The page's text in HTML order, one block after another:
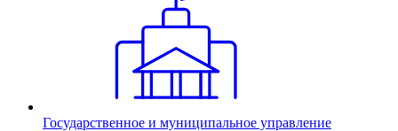
Государственное и муниципальное управление